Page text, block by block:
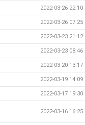
2022-03-26 22:10
2022-03-26 07:25
2022-03-23 21:12
2022-03-23 08:46
2022-03-20 13:17
2022-03-19 14:09
2022-03-17 19:30
2022-03-16 16:25